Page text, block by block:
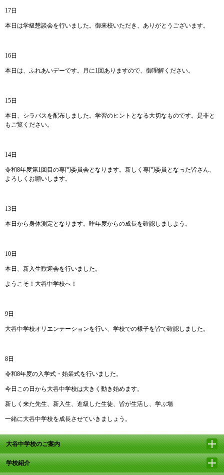
17日
本日は学級懇談会を行いました。御来校いただき、ありがとうございます。
16日
本日は、ふれあいデーです。月に1回ありますので、御理解ください。
15日
本日、シラバスを配布しました。学習のヒントとなる大切なものです。是非と
もご覧ください。
14日
令和8年度第1回目の専門委員会となります。新しく専門委員となった皆さん、
よろしくお願いします。
13日
本日から身体測定となります。昨年度からの成長を確認しましよう。
10日
本日、新入生歓迎会を行いました。
ようこそ！大谷中学校へ！
9日
大谷中学校オリエンテーションを行い、学校での様子を皆で確認しました。
8日
令和8年度の入学式・始業式を行いました。
今日この日から大谷中学校は大きく動き始めます。
新しく来た先生、新入生、進級した生徒、皆が生活し、学ぶ場
一緒に大谷中学校を成長させていきましょう。
大谷中学校のご案内
学校紹介